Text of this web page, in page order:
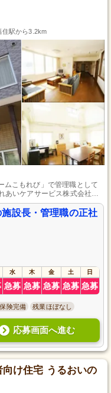
住駅から3.2km
ムこもれび」で管理職として
あいケアサービス株式会社が
かな毎日を過ごせるよう、質
験とスキルを活かし、チーム
安定した正社員の働き方を希
設長・管理職の正社
水 木 金 土 日
急募 急募 急募 急募 急募
険完備 残業ほぼなし
応募画面へ進む
け住宅 うるおいの